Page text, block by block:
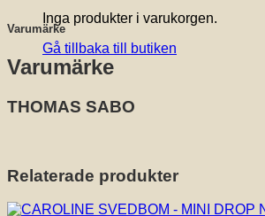
Inga produkter i varukorgen.
Gå tillbaka till butiken
Varumärke
Varumärke
THOMAS SABO
Relaterade produkter